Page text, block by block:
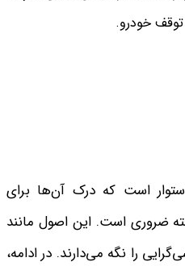
خودرو.
است که درک آن‌ها برای
ضروری است. این اصول مانند
را نگه می‌دارند. در ادامه،